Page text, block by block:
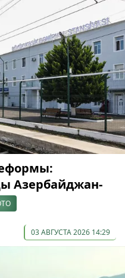
Азербайджан-
03 АВГУСТА 2026 14:29